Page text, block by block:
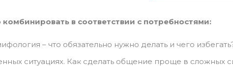
в соответствии с потребностями:
– что обязательно нужно делать и чего
ситуациях. Как сделать общение проще в сложных